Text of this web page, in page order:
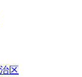
区